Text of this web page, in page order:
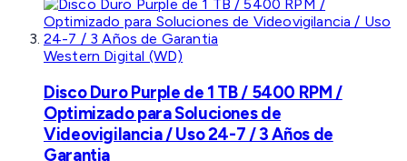
Western Digital (WD)
Disco Duro Purple de 1 TB / 5400 RPM /
Optimizado para Soluciones de
Videovigilancia / Uso 24-7 / 3 Años de
Garantia